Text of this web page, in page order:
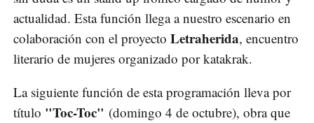
actualidad. Esta función llega a nuestro escenario en
colaboración con el proyecto Letraherida, encuentro
literario de mujeres organizado por katakrak.
La siguiente función de esta programación lleva por
título "Toc-Toc" (domingo 4 de octubre), obra que